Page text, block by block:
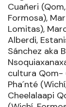
Cuañeri
Formosa),
Lomitas),
Alberdi,
Sánchez aka
cultura Qom-
Pha´nté
Cheelalaapi